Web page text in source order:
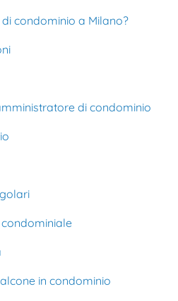
condominio a Milano?
di condominio
in condominio